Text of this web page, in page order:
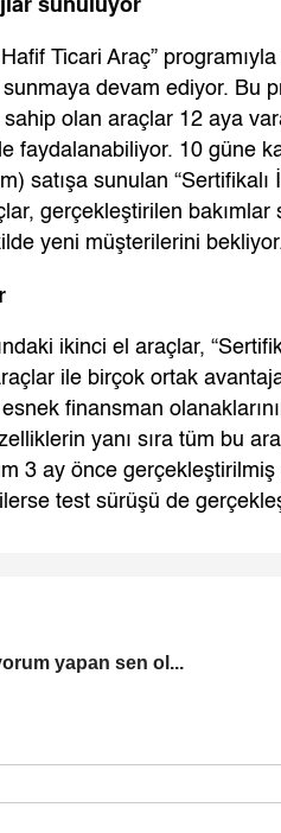
Ticari Araç” programıyla
devam ediyor. Bu
olan araçlar 12 aya
faydalanabiliyor. 10 güne
satışa sunulan “Sertifikalı
gerçekleştirilen bakımlar
yeni müşterilerini
ikinci el araçlar,
ile birçok ortak
finansman
yanı sıra tüm bu
3 ay önce gerçekleştirilmiş
test sürüşü de
yapan sen ol...